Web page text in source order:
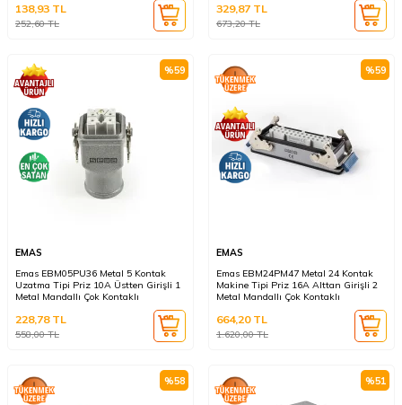
252,60TL
138,93 TL
673,20TL
329,87 TL
%59
EMAS
Emas EBM05PU36 Metal 5 Kontak
Uzatma Tipi Priz 10A Üstten Girişli 1
Metal Mandallı Çok Kontaklı
558,00TL
228,78TL
%59
EMAS
Emas EBM24PM47 Metal 24 Kontak
Makine Tipi Priz 16A Alttan Girişli 2
Metal Mandallı Çok Kontaklı
1.620,00TL
664,20TL
%58 %51